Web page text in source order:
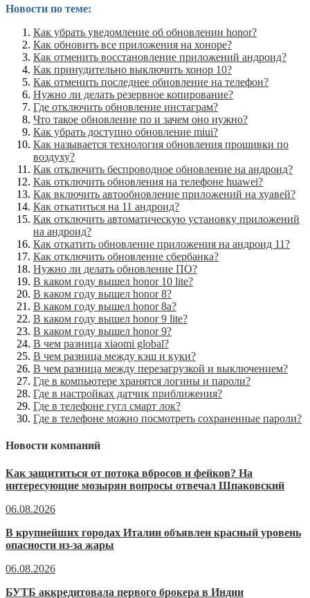
Новости по теме:
Как убрать уведомление об обновлении honor?
Как обновить все приложения на хоноре?
Как отменить восстановление приложений андроид?
Как принудительно выключить хонор 10?
Как отменить последнее обновление на телефон?
Нужно ли делать резервное копирование?
Где отключить обновление инстаграм?
Что такое обновление по и зачем оно нужно?
Как убрать доступно обновление miui?
Как называется технология обновления прошивки по
воздуху?
Как отключить беспроводное обновление на андроид?
Как отключить обновления на телефоне huawei?
Как включить автообновление приложений на хуавей?
Как откатиться на 11 андроид?
Как отключить автоматическую установку приложений
на андроид?
Как откатить обновление приложения на андроид 11?
Как отключить обновление сбербанка?
Нужно ли делать обновление ПО?
В каком году вышел honor 10 lite?
В каком году вышел honor 8?
В каком году вышел honor 8a?
В каком году вышел honor 9 lite?
В каком году вышел honor 9?
В чем разница xiaomi global?
В чем разница между кэш и куки?
В чем разница между перезагрузкой и выключением?
Где в компьютере хранятся логины и пароли?
Где в настройках датчик приближения?
Где в телефоне гугл смарт лок?
Где в телефоне можно посмотреть сохраненные пароли?
Новости компаний
Как защититься от потока вбросов и фейков? На
интересующие мозырян вопросы отвечал Шпаковский
06.08.2026
В крупнейших городах Италии объявлен красный уровень
опасности из-за жары
06.08.2026
БУТБ аккредитовала первого брокера в Индии